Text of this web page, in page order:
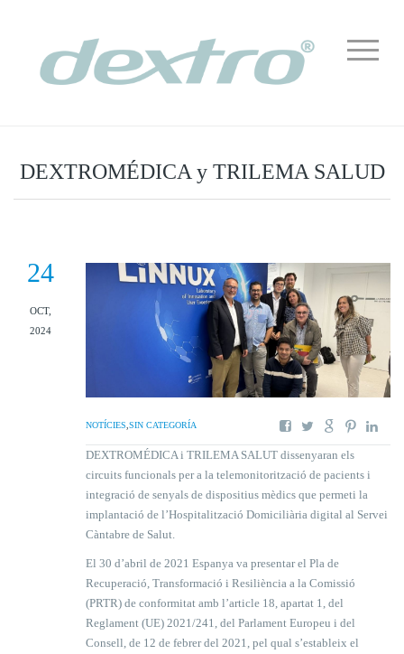
DEXTROMÉDICA y TRILEMA SALUD
24
OCT,
2024
NOTÍCIES SIN CATEGORÍA
DEXTROMÉDICA i TRILEMA SALUT dissenyaran els
circuits funcionals per a la telemonitorització de pacients i
integració de senyals de dispositius mèdics que permeti la
implantació de l’Hospitalització Domiciliària digital al Servei
Càntabre de Salut.
El 30 d’abril de 2021 Espanya va presentar el Pla de
Recuperació, Transformació i Resiliència a la Comissió
(PRTR) de conformitat amb l’article 18, apartat 1, del
Reglament (UE) 2021/241, del Parlament Europeu i del
Consell, de 12 de febrer del 2021, pel qual s’estableix el